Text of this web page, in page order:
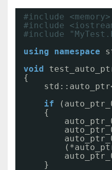
#include <memory>
#include
#include
using
namespace
void
{
if
{
}